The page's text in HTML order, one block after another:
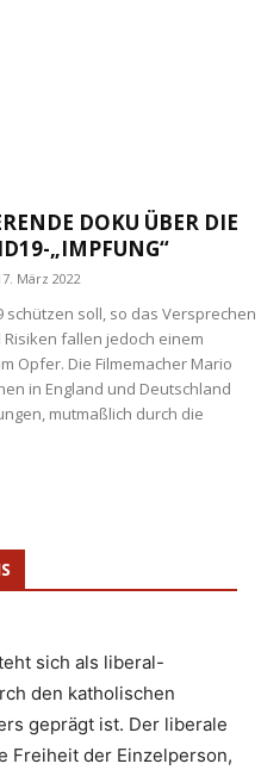
DOKU ÜBER DIE
„IMPFUNG“
März 2022
schützen soll, so das Versprechen
fallen jedoch einem
Opfer. Die Filmemacher Mario
in England und Deutschland
mutmaßlich durch die
sich als liberal-
den katholischen
geprägt ist. Der liberale
Freiheit der Einzelperson,